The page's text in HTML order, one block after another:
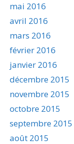
mai 2016
avril 2016
mars 2016
février 2016
janvier 2016
décembre 2015
novembre 2015
octobre 2015
septembre 2015
août 2015